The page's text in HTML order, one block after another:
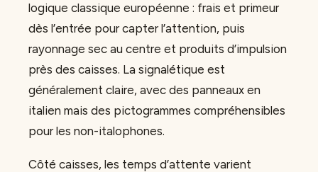
logique classique européenne : frais et primeur
dès l’entrée pour capter l’attention, puis
rayonnage sec au centre et produits d’impulsion
près des caisses. La signalétique est
généralement claire, avec des panneaux en
italien mais des pictogrammes compréhensibles
pour les non-italophones.
Côté caisses, les temps d’attente varient